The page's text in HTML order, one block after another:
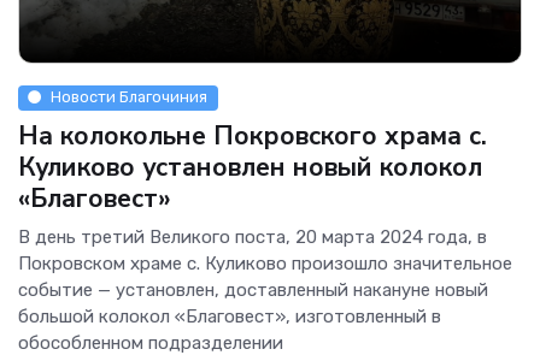
Новости Благочиния
На колокольне Покровского храма с.
Куликово установлен новый колокол
«Благовест»
В день третий Великого поста, 20 марта 2024 года, в
Покровском храме с. Куликово произошло значительное
событие — установлен, доставленный накануне новый
большой колокол «Благовест», изготовленный в
обособленном подразделении